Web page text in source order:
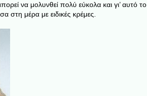
να μολυνθεί πολύ εύκολα και γι’ αυτό το
στη μέρα με ειδικές κρέμες.